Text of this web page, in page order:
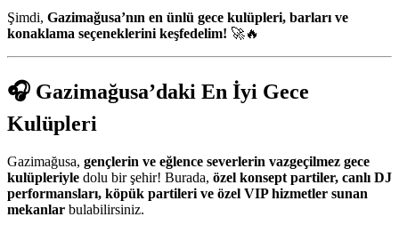
Şimdi, Gazimağusa’nın en ünlü gece kulüpleri, barları ve
konaklama seçeneklerini keşfedelim! 🚀🔥
🎧 Gazimağusa’daki En İyi Gece
Kulüpleri
Gazimağusa, gençlerin ve eğlence severlerin vazgeçilmez gece
kulüpleriyle dolu bir şehir! Burada, özel konsept partiler, canlı DJ
performansları, köpük partileri ve özel VIP hizmetler sunan
mekanlar bulabilirsiniz.